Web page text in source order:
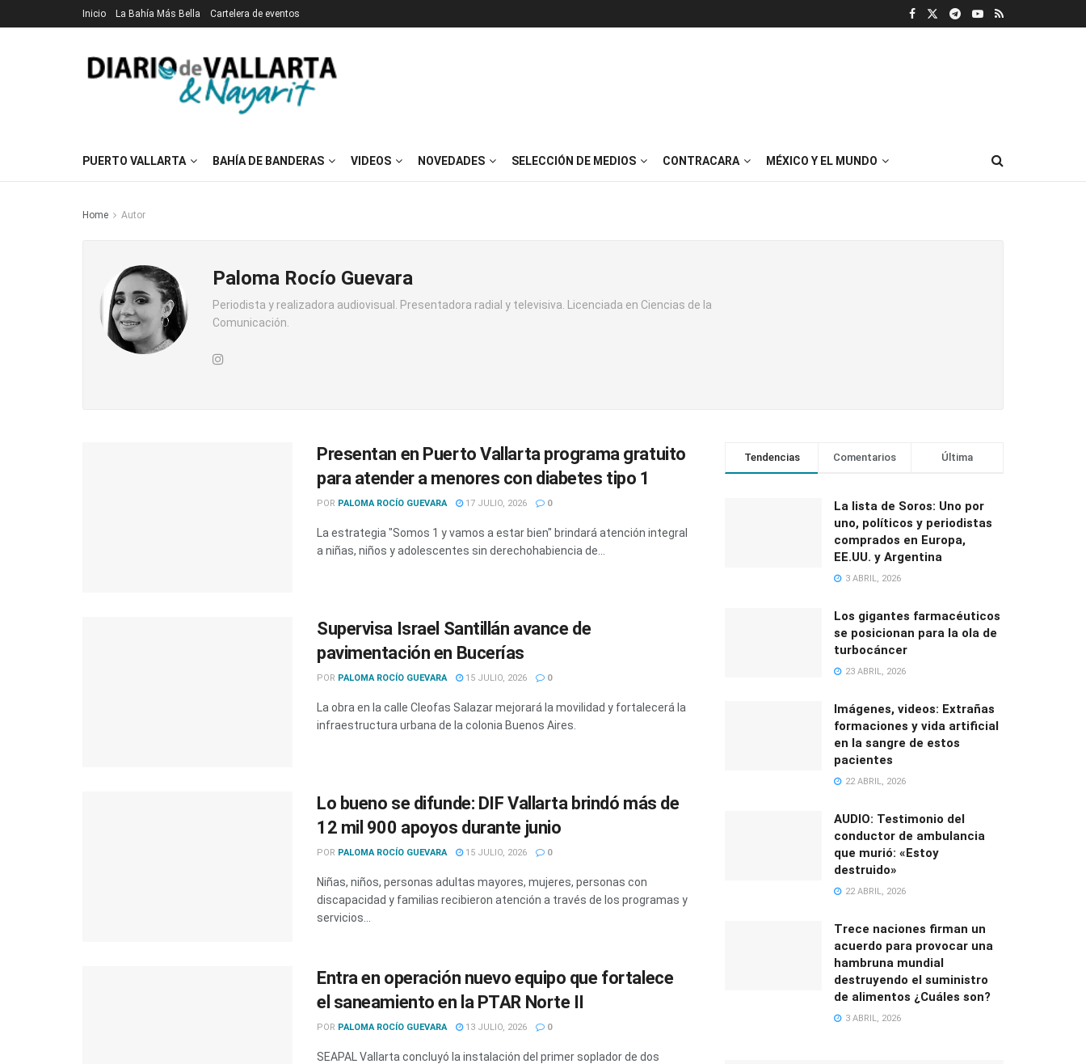
Inicio La Bahía Más Bella Cartelera de eventos
PUERTO VALLARTA BAHÍA DE BANDERAS VIDEOS NOVEDADES SELECCIÓN DE MEDIOS CONTRACARA MÉXICO Y EL MUNDO
Home Autor
Paloma Rocío Guevara
Periodista y realizadora audiovisual. Presentadora radial y televisiva. Licenciada en Ciencias de la
Comunicación.
Presentan en Puerto Vallarta programa gratuito
para atender a menores con diabetes tipo 1
POR PALOMA ROCÍO GUEVARA 17 JULIO, 2026 0
La estrategia "Somos 1 y vamos a estar bien" brindará atención integral
a niñas, niños y adolescentes sin derechohabiencia de...
Supervisa Israel Santillán avance de
pavimentación en Bucerías
POR PALOMA ROCÍO GUEVARA 15 JULIO, 2026 0
La obra en la calle Cleofas Salazar mejorará la movilidad y fortalecerá la
infraestructura urbana de la colonia Buenos Aires.
Lo bueno se difunde: DIF Vallarta brindó más de
12 mil 900 apoyos durante junio
POR PALOMA ROCÍO GUEVARA 15 JULIO, 2026 0
Niñas, niños, personas adultas mayores, mujeres, personas con
discapacidad y familias recibieron atención a través de los programas y
servicios...
Entra en operación nuevo equipo que fortalece
el saneamiento en la PTAR Norte II
POR PALOMA ROCÍO GUEVARA 13 JULIO, 2026 0
SEAPAL Vallarta concluyó la instalación del primer soplador de dos
Tendencias Comentarios Última
La lista de Soros: Uno por
uno, políticos y periodistas
comprados en Europa,
EE.UU. y Argentina
3 ABRIL, 2026
Los gigantes farmacéuticos
se posicionan para la ola de
turbocáncer
23 ABRIL, 2026
Imágenes, videos: Extrañas
formaciones y vida artificial
en la sangre de estos
pacientes
22 ABRIL, 2026
AUDIO: Testimonio del
conductor de ambulancia
que murió: «Estoy
destruido»
22 ABRIL, 2026
Trece naciones firman un
acuerdo para provocar una
hambruna mundial
destruyendo el suministro
de alimentos ¿Cuáles son?
3 ABRIL, 2026